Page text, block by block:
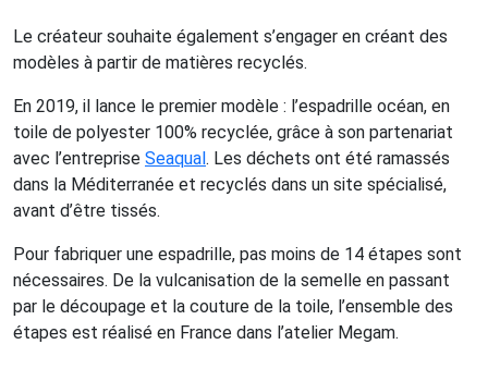
Le créateur souhaite également s’engager en créant des
modèles à partir de matières recyclés.
En 2019, il lance le premier modèle : l’espadrille océan, en
toile de polyester 100% recyclée, grâce à son partenariat
avec l’entreprise Seaqual. Les déchets ont été ramassés
dans la Méditerranée et recyclés dans un site spécialisé,
avant d’être tissés.
Pour fabriquer une espadrille, pas moins de 14 étapes sont
nécessaires. De la vulcanisation de la semelle en passant
par le découpage et la couture de la toile, l’ensemble des
étapes est réalisé en France dans l’atelier Megam.